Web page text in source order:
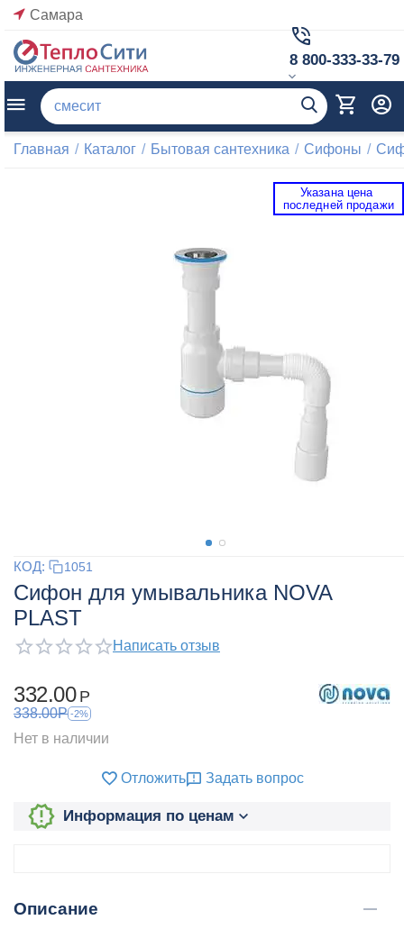
Самара
8 800-333-33-79
Главная / Каталог / Бытовая сантехника / Сифоны /
Указана цена
последней продажи
КОД: 1051
Сифон для умывальника NOVA
PLAST
Написать отзыв
332.00 Р
338.00Р -2%
Нет в наличии
Отложить Задать вопрос
Информация по ценам
Описание